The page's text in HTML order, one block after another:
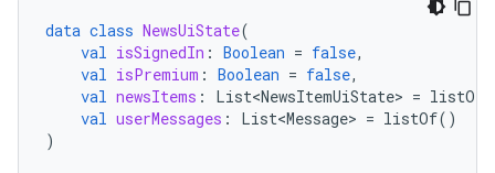
data class NewsUiState(
val isSignedIn : Boolean = false,
val isPremium : Boolean = false,
val newsItems : List<NewsItemUiState> = listOf
val userMessages : List<Message> = listOf()
)